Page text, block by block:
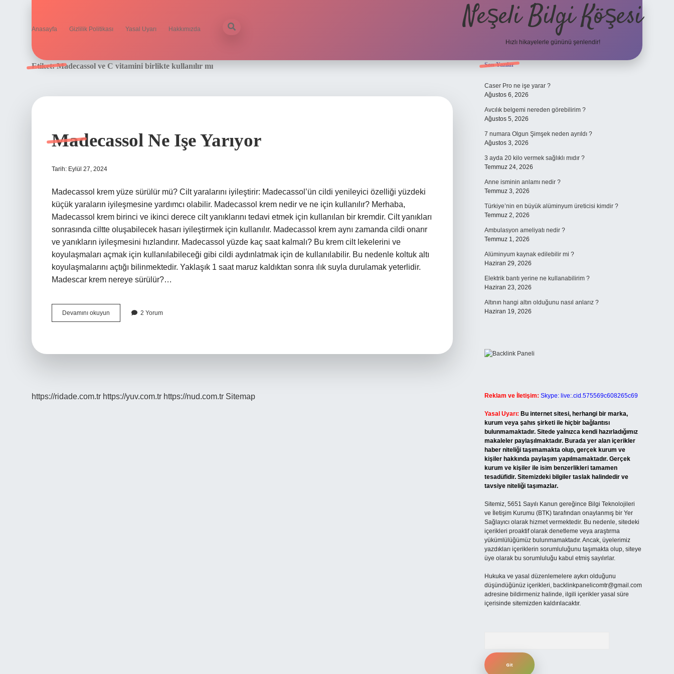
Anasayfa Gizlilik Politikası Yasal Uyarı Hakkımızda Neşeli Bilgi Köşesi
Hızlı hikayelerle gününü şenlendir!
Etiket:Madecassol ve C vitamini birlikte kullanılır mı
Madecassol Ne Işe Yarıyor
Tarih: Eylül 27, 2024
Madecassol krem yüze sürülür mü? Cilt yaralarını iyileştirir: Madecassol’ün cildi yenileyici özelliği yüzdeki
küçük yaraların iyileşmesine yardımcı olabilir. Madecassol krem nedir ve ne için kullanılır? Merhaba,
Madecassol krem ​​birinci ve ikinci derece cilt yanıklarını tedavi etmek için kullanılan bir kremdir. Cilt yanıkları
sonrasında ciltte oluşabilecek hasarı iyileştirmek için kullanılır. Madecassol krem ​​aynı zamanda cildi onarır
ve yanıkların iyileşmesini hızlandırır. Madecassol yüzde kaç saat kalmalı? Bu krem ​​cilt lekelerini ve
koyulaşmaları açmak için kullanılabileceği gibi cildi aydınlatmak için de kullanılabilir. Bu nedenle koltuk altı
koyulaşmalarını açtığı bilinmektedir. Yaklaşık 1 saat maruz kaldıktan sonra ılık suyla durulamak yeterlidir.
Madescar krem nereye sürülür?…
Devamını okuyun Madecassol
Ne
2 Yorum
https://ridade.com.tr https://yuv.com.tr https://nud.com.tr Sitemap
Sidebar
Son Yazılar
Caser Pro ne işe yarar ?
Ağustos 6, 2026
Avcılık belgemi nereden görebilirim ?
Ağustos 5, 2026
7 numara Olgun Şimşek neden ayrıldı ?
Ağustos 3, 2026
3 ayda 20 kilo vermek sağlıklı mıdır ?
Temmuz 24, 2026
Anne isminin anlamı nedir ?
Temmuz 3, 2026
Türkiye’nin en büyük alüminyum üreticisi kimdir ?
Temmuz 2, 2026
Ambulasyon ameliyatı nedir ?
Temmuz 1, 2026
Alüminyum kaynak edilebilir mi ?
Haziran 29, 2026
Elektrik bantı yerine ne kullanabilirim ?
Haziran 23, 2026
Altının hangi altın olduğunu nasıl anlarız ?
Haziran 19, 2026
Reklam ve İletişim: Skype: live:.cid.575569c608265c69
Yasal Uyarı: Bu internet sitesi, herhangi bir marka,
kurum veya şahıs şirketi ile hiçbir bağlantısı
bulunmamaktadır. Sitede yalnızca kendi hazırladığımız
makaleler paylaşılmaktadır. Burada yer alan içerikler
haber niteliği taşımamakta olup, gerçek kurum ve
kişiler hakkında paylaşım yapılmamaktadır. Gerçek
kurum ve kişiler ile isim benzerlikleri tamamen
tesadüfidir. Sitemizdeki bilgiler taslak halindedir ve
tavsiye niteliği taşımazlar.
Sitemiz, 5651 Sayılı Kanun gereğince Bilgi Teknolojileri
ve İletişim Kurumu (BTK) tarafından onaylanmış bir Yer
Sağlayıcı olarak hizmet vermektedir. Bu nedenle, sitedeki
içerikleri proaktif olarak denetleme veya araştırma
yükümlülüğümüz bulunmamaktadır. Ancak, üyelerimiz
yazdıkları içeriklerin sorumluluğunu taşımakta olup, siteye
üye olarak bu sorumluluğu kabul etmiş sayılırlar.
Hukuka ve yasal düzenlemelere aykırı olduğunu
düşündüğünüz içerikleri, backlinkpanelicomtr@gmail.com
adresine bildirmeniz halinde, ilgili içerikler yasal süre
içerisinde sitemizden kaldırılacaktır.